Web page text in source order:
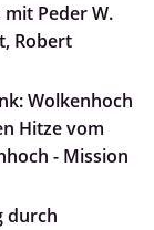
Peder W.
Robert
Wolkenhoch
Hitze vom
- Mission
durch